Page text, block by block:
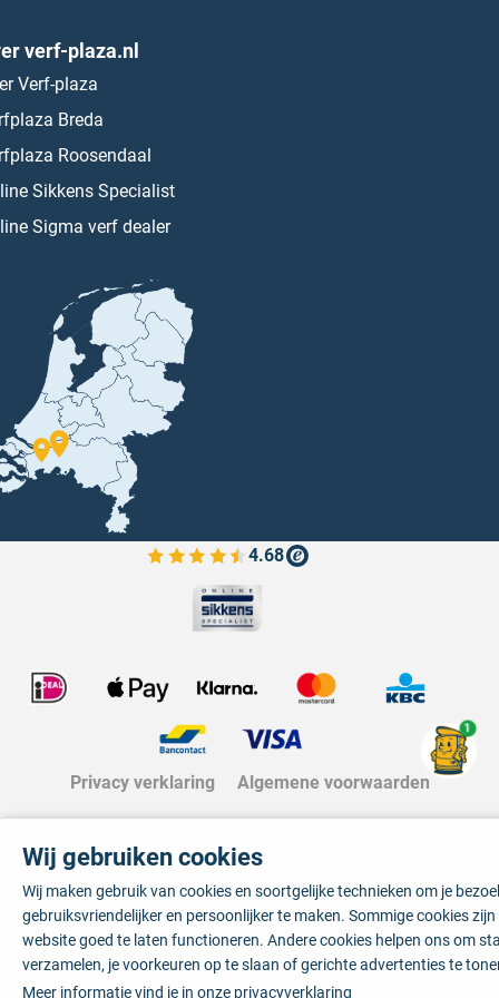
verf-plaza.nl
Verf-plaza
Breda
Roosendaal
Sikkens Specialist
Sigma verf dealer
4.68
Bekijk de verfplaza beoordelingen
Privacy verklaring Algemene voorwaarden
Wij gebruiken cookies
Wij maken gebruik van cookies en soortgelijke technieken om je
gebruiksvriendelijker en persoonlijker te maken. Sommige cookies
website goed te laten functioneren. Andere cookies helpen ons om
verzamelen, je voorkeuren op te slaan of gerichte advertenties te
Meer informatie vind je in onze privacyverklaring
1